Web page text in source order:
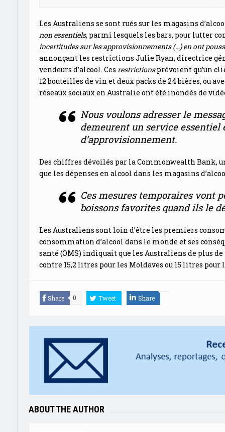
Les Australiens se sont rués sur les magasins
non essentiels, parmi lesquels les bars, pour lutter
incertitudes sur les approvisionnements (…) en ont
annonçant les restrictions Julie Ryan, directrice
vendeurs d’alcool. Cesrestrictionsprévoient qu’un
12 bouteilles de vin et deux packs de 24 bières, ou
réseaux sociaux en Australie ont été inondés de
Nous voulons adresser le
demeurent un service essentiel
d’approvisionnement.
Des chiffres dévoilés par la Commonwealth Bank,
que les dépenses en alcool dans les magasins
Ces mesures temporaires vont
boissons favorites quand ils le
Les Australiens sont loin d’être les premiers
consommation d’alcool dans le monde et ses
santé (OMS) indiquait que les Australiens de plus
contre 15,2 litres pour les Moldaves ou 15 litres
Share 0 Tweet Share
ABOUT THE AUTHOR